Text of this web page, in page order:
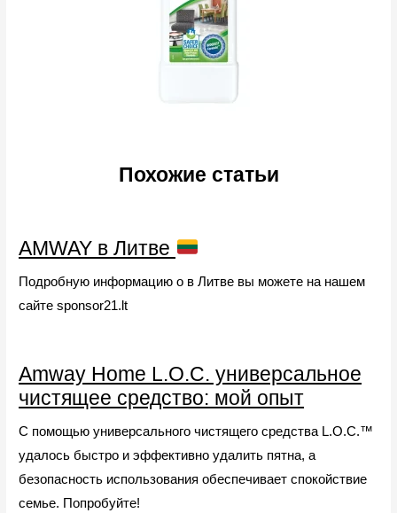
Похожие статьи
AMWAY в Литве
Подробную информацию о в Литве вы можете на нашем
сайте sponsor21.lt
Amway Home L.O.C. универсальное
чистящее средство: мой опыт
С помощью универсального чистящего средства L.O.C.™
удалось быстро и эффективно удалить пятна, а
безопасность использования обеспечивает спокойствие
семье. Попробуйте!